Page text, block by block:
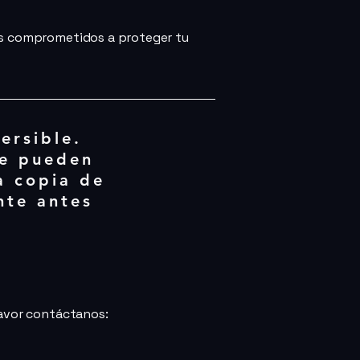
comprometidos a proteger tu
pueden
copia de
antes
contáctanos: